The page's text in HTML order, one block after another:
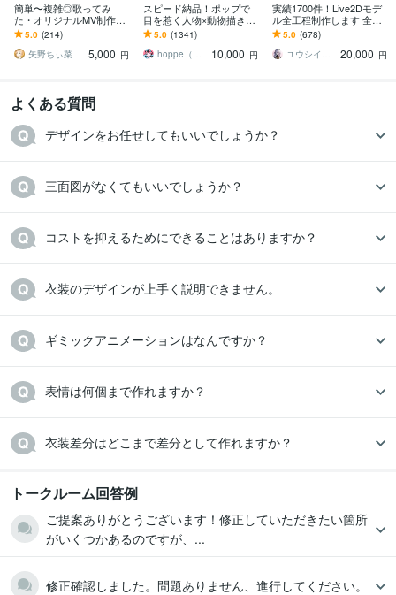
簡単〜複雑◎歌ってみ
た・オリジナルMV制作し
ます Vtuber・歌い手必
見！お任せ〜本家再現ま
で可能！
5.0 (214)
矢野ちぃ菜
5,000 円
スピード納品！ポップで
目を惹く人物×動物描きま
す 挿絵・動画・グッズな
ど鮮やかな配色で個性を
出したい方へ
5.0 (1341)
hoppe（ほっぺ）
10,000 円
実績1700件！Live2Dモデ
ル全工程制作します 全工
程完結｜修正無制限｜著
作権譲渡込｜初心者も安
心
5.0 (678)
ユウシイ＠Vtuber制作
20,000 円
よくある質問
デザインをお任せしてもいいでしょうか？
三面図がなくてもいいでしょうか？
コストを抑えるためにできることはありますか？
衣装のデザインが上手く説明できません。
ギミックアニメーションはなんですか？
表情は何個まで作れますか？
衣装差分はどこまで差分として作れますか？
トークルーム回答例
ご提案ありがとうございます！修正していただきたい箇所
がいくつかあるのですが、...
修正確認しました。問題ありません、進行してください。